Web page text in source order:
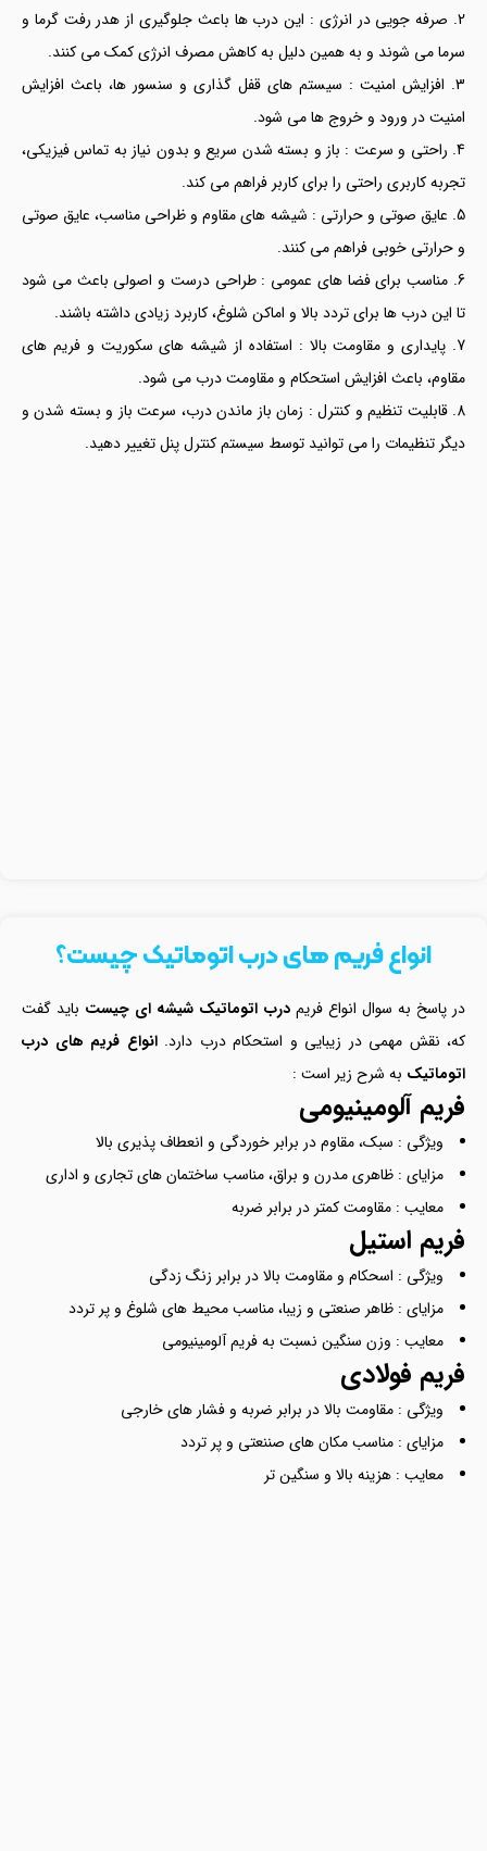
صرفه جویی در انرژی : این درب ها باعث جلوگیری از هدر رفت گرما و
سرما می شوند و به همین دلیل به کاهش مصرف انرژی کمک می کنند.
افزایش امنیت : سیستم های قفل گذاری و سنسور ها، باعث افزایش
امنیت در ورود و خروج ها می شود.
راحتی و سرعت : باز و بسته شدن سریع و بدون نیاز به تماس فیزیکی،
تجربه کاربری راحتی را برای کاربر فراهم می کند.
عایق صوتی و حرارتی : شیشه های مقاوم و ظراحی مناسب، عایق صوتی
و حرارتی خوبی فراهم می کنند.
مناسب برای فضا های عمومی : طراحی درست و اصولی باعث می شود
تا این درب ها برای تردد بالا و اماکن شلوغ، کاربرد زیادی داشته باشند.
پایداری و مقاومت بالا : استفاده از شیشه های سکوریت و فریم های
مقاوم، باعث افزایش استحکام و مقاومت درب می شود.
قابلیت تنظیم و کنترل : زمان باز ماندن درب، سرعت باز و بسته شدن و
دیگر تنظیمات را می توانید توسط سیستم کنترل پنل تغییر دهید.
انواع فریم های درب اتوماتیک چیست؟
در پاسخ به سوال انواع فریمدرب اتوماتیک شیشه ای چیستباید گفت
که، نقش مهمی در زیبایی و استحکام درب دارد.انواع فریم های درب
اتوماتیکبه شرح زیر است :
فریم آلومینیومی
ویژگی : سبک، مقاوم در برابر خوردگی و انعطاف پذیری بالا
مزایای : ظاهری مدرن و براق، مناسب ساختمان های تجاری و اداری
معایب : مقاومت کمتر در برابر ضربه
فریم استیل
ویژگی : اسحکام و مقاومت بالا در برابر زنگ زدگی
مزایای : ظاهر صنعتی و زیبا، مناسب محیط های شلوغ و پر تردد
معایب : وزن سنگین نسبت به فریم آلومینیومی
فریم فولادی
ویژگی : مقاومت بالا در برابر ضربه و فشار های خارجی
مزایای : مناسب مکان های صننعتی و پر تردد
معایب : هزینه بالا و سنگین تر